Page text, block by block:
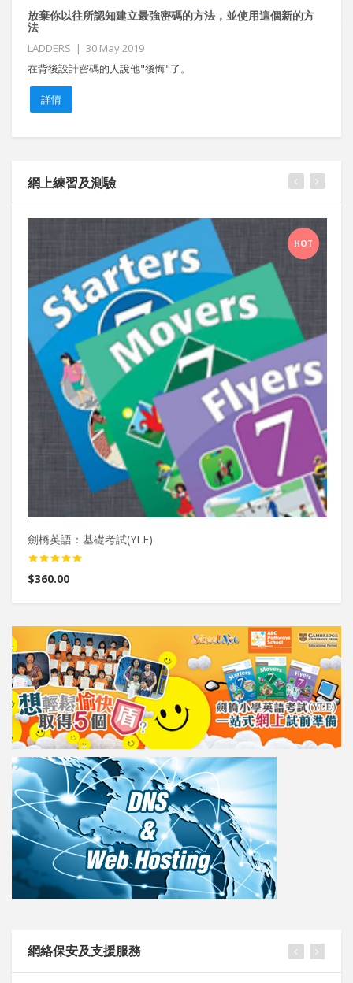
放棄你以往所認知建立最強密碼的方法，並使用這個新的方
法
LADDERS | 30 May 2019
在背後設計密碼的人說他"後悔"了。
詳情
網上練習及測驗
HOT
劍橋英語：基礎考試(YLE)
$360.00
網絡保安及支援服務